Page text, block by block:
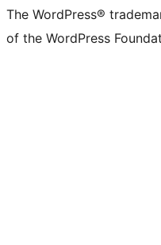
The WordPress®
of the WordPress